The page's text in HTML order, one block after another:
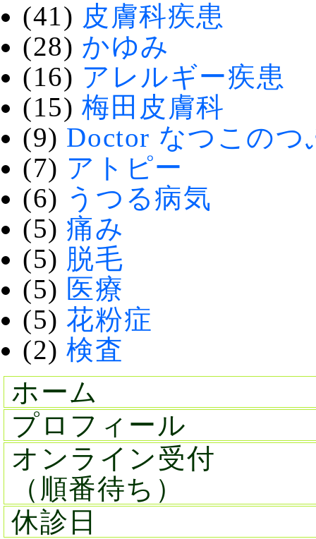
(41) 皮膚科疾患
(28) かゆみ
(16) アレルギー疾患
(15) 梅田皮膚科
(9) Doctor なつこのつ
(7) アトピー
(6) うつる病気
(5) 痛み
(5) 脱毛
(5) 医療
(5)花粉症
(2)検査
ホーム
プロフィール
オンライン受付
（順番待ち）
休診日